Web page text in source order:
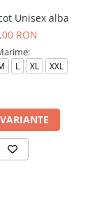
Unisex alba
RON
L XL XXL